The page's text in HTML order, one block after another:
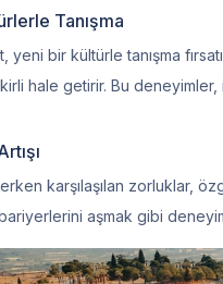
Tanışma
yeni bir kültürle tanışma
hale getirir. Bu
karşılaşılan zorluklar,
aşmak gibi